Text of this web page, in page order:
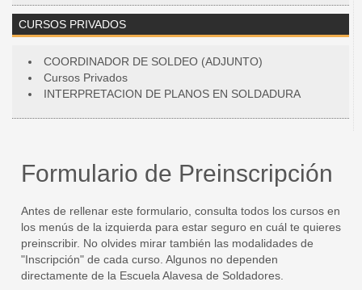
CURSOS PRIVADOS
COORDINADOR DE SOLDEO (ADJUNTO)
Cursos Privados
INTERPRETACION DE PLANOS EN SOLDADURA
Formulario de Preinscripción
Antes de rellenar este formulario, consulta todos los cursos en
los menús de la izquierda para estar seguro en cuál te quieres
preinscribir. No olvides mirar también las modalidades de
"Inscripción" de cada curso. Algunos no dependen
directamente de la Escuela Alavesa de Soldadores.